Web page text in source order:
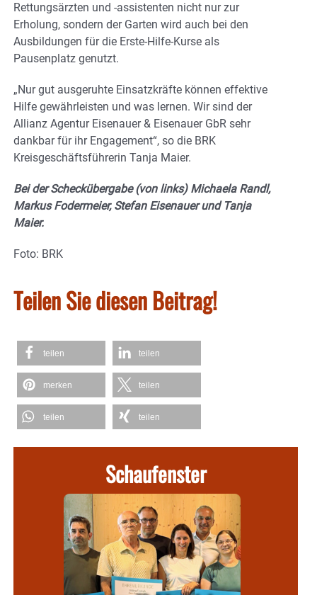
Rettungsärzten und -assistenten nicht nur zur
Erholung, sondern der Garten wird auch bei den
Ausbildungen für die Erste-Hilfe-Kurse als
Pausenplatz genutzt.
„Nur gut ausgeruhte Einsatzkräfte können effektive
Hilfe gewährleisten und was lernen. Wir sind der
Allianz Agentur Eisenauer & Eisenauer GbR sehr
dankbar für ihr Engagement“, so die BRK
Kreisgeschäftsführerin Tanja Maier.
Bei der Scheckübergabe (von links) Michaela Randl,
Markus Fodermeier, Stefan Eisenauer und Tanja
Maier.
Foto: BRK
Teilen Sie diesen Beitrag!
teilen teilen
merken teilen
teilen teilen
Schaufenster